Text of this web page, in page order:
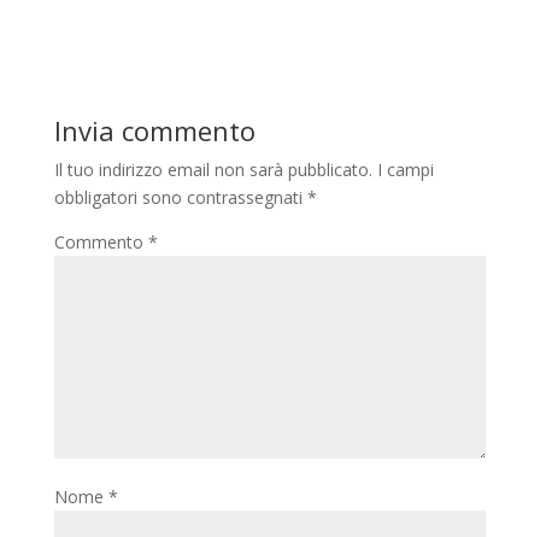
Invia commento
Il tuo indirizzo email non sarà pubblicato. I campi
obbligatori sono contrassegnati *
Commento *
Nome *